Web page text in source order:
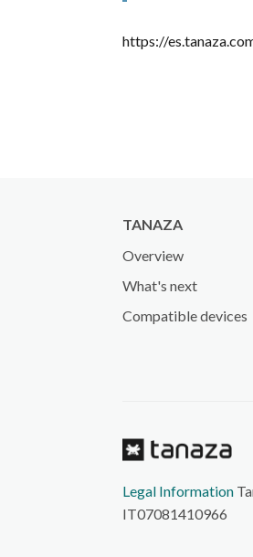
https://
TANAZA
Overview
What's next
Compatible devices
Legal Information
IT07081410966